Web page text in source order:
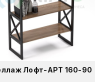
Лофт-АРТ 160-90